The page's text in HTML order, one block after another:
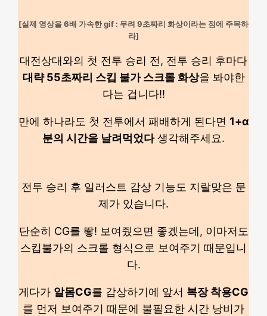
[실제 영상을 6배 가속한 gif : 무려 9초짜리 화상이라는 점에 주목하
라]
대전상대와의 첫 전투 승리 전, 전투 승리 후마다
대략 55초짜리 스킵 불가 스크롤 화상을 봐야한
다는 겁니다!!
만에 하나라도 첫 전투에서 패배하게 된다면 1+α
분의 시간을 날려먹었다생각해주세요.
전투 승리 후 일러스트 감상 기능도 지랄맞은 문
제가 있습니다.
단순히 CG를 뙇! 보여줬으면 좋겠는데, 이마저도
스킵불가의 스크롤 형식으로 보여주기 때문입니
다.
게다가 알몸CG를 감상하기에 앞서 복장 착용CG
를 먼저 보여주기 때문에 불필요한 시간 낭비가